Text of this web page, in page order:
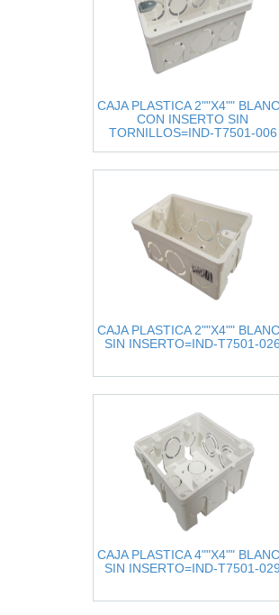
CAJA PLASTICA 2""X4""
CON INSERTO SIN
TORNILLOS=IND-T7501-006
CAJA PLASTICA 2""X4""
SIN INSERTO=IND-T7501-026
CAJA PLASTICA 4""X4""
SIN INSERTO=IND-T7501-029